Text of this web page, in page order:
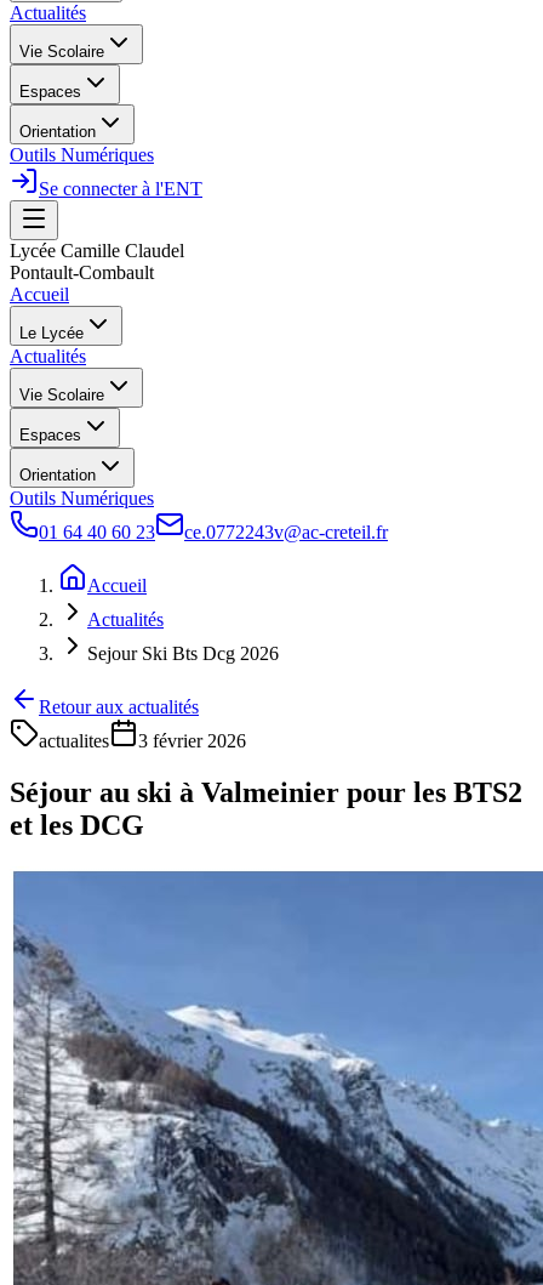
Actualités
Vie Scolaire
Espaces
Orientation
Outils Numériques
Se connecter à l'ENT
Lycée Camille Claudel
Pontault-Combault
Accueil
Le Lycée
Actualités
Vie Scolaire
Espaces
Orientation
Outils Numériques
01 64 40 60 23
ce.0772243v@ac-creteil.fr
Accueil
Actualités
Sejour Ski Bts Dcg 2026
Retour aux actualités
actualites
3 février 2026
Séjour au ski à Valmeinier pour les BTS2
et les DCG